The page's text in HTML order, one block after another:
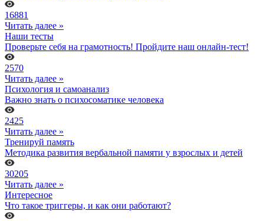
16881
Читать далее »
Наши тесты
Проверьте себя на грамотность! Пройдите наш онлайн-тест!
2570
Читать далее »
Психология и самоанализ
Важно знать о психосоматике человека
2425
Читать далее »
Тренируй память
Методика развития вербальной памяти у взрослых и детей
30205
Читать далее »
Интересное
Что такое триггеры, и как они работают?